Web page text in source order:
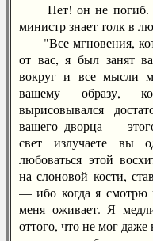
Нет! он не погиб.
министр знает толк в
"Все мгновения,
от вас, я был занят
вокруг и все мысли
вашему образу,
вырисовывался
вашего дворца —
свет излучаете вы
любоваться этой
на слоновой кости,
— ибо когда я смотрю
меня оживает. Я
оттого, что не мог даже